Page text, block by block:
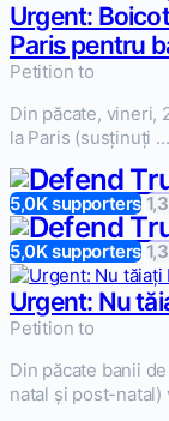
Urgent:
Paris pentru
Petition to
Din păcate, vineri,
la Paris (susținuți ...
5,0K supporters
5,0K supporters
Urgent: Nu
Petition to
Din păcate banii
natal și post-natal)